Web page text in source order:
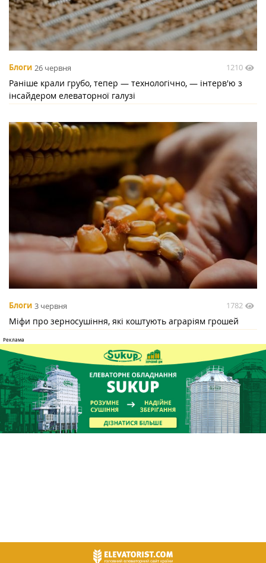
Блоги 26 червня 1210
Раніше крали грубо, тепер — технологічно, — інтерв'ю з
інсайдером елеваторної галузі
Блоги 3 червня 1782
Міфи про зерносушіння, які коштують аграріям грошей